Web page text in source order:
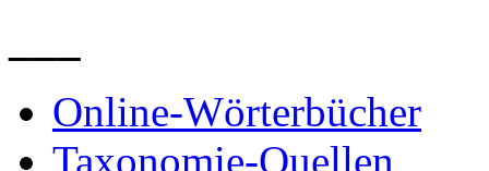
Online-Wörterbücher
Taxonomie-Quellen